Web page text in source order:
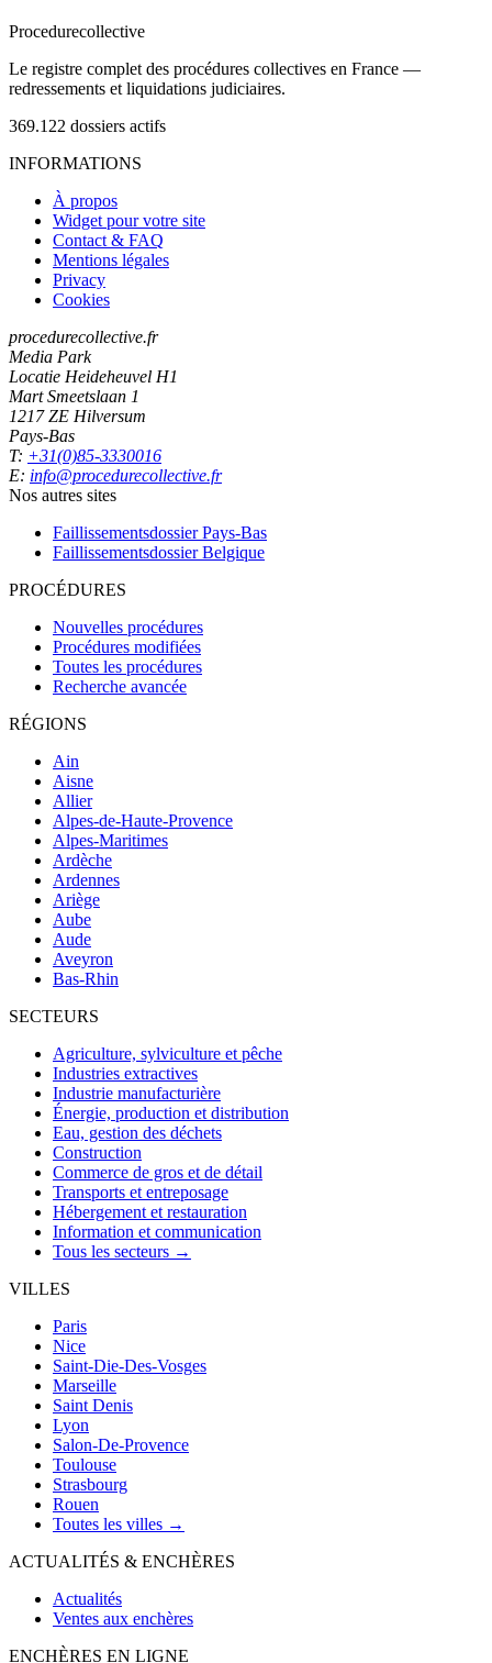
Procedurecollective
Le registre complet des procédures collectives en France —
redressements et liquidations judiciaires.
369.122 dossiers actifs
INFORMATIONS
À propos
Widget pour votre site
Contact & FAQ
Mentions légales
Privacy
Cookies
procedurecollective.fr
Media Park
Locatie Heideheuvel H1
Mart Smeetslaan 1
1217 ZE Hilversum
Pays-Bas
T: +31(0)85-3330016
E: info@procedurecollective.fr
Nos autres sites
Faillissementsdossier Pays-Bas
Faillissementsdossier Belgique
PROCÉDURES
Nouvelles procédures
Procédures modifiées
Toutes les procédures
Recherche avancée
RÉGIONS
Ain
Aisne
Allier
Alpes-de-Haute-Provence
Alpes-Maritimes
Ardèche
Ardennes
Ariège
Aube
Aude
Aveyron
Bas-Rhin
SECTEURS
Agriculture, sylviculture et pêche
Industries extractives
Industrie manufacturière
Énergie, production et distribution
Eau, gestion des déchets
Construction
Commerce de gros et de détail
Transports et entreposage
Hébergement et restauration
Information et communication
Tous les secteurs →
VILLES
Paris
Nice
Saint-Die-Des-Vosges
Marseille
Saint Denis
Lyon
Salon-De-Provence
Toulouse
Strasbourg
Rouen
Toutes les villes →
ACTUALITÉS & ENCHÈRES
Actualités
Ventes aux enchères
ENCHÈRES EN LIGNE